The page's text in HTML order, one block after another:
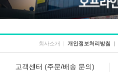
회사소개 | 개인정보처리방침 |
고객센터 (주문/배송 문의)